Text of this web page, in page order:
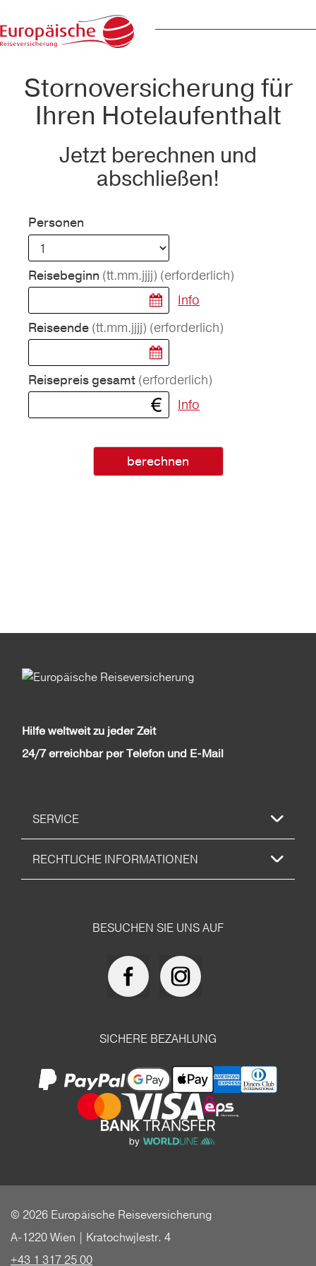
Stornoversicherung für
Ihren Hotelaufenthalt
Jetzt berechnen und
abschließen!
Personen
Reisebeginn (tt.mm.jjjj) (erforderlich)
Info
Reiseende (tt.mm.jjjj) (erforderlich)
Reisepreis gesamt (erforderlich)
Info
berechnen
Hilfe weltweit zu jeder Zeit
24/7 erreichbar per Telefon und E-Mail
SERVICE
RECHTLICHE INFORMATIONEN
BESUCHEN SIE UNS AUF
SICHERE BEZAHLUNG
© 2026 Europäische Reiseversicherung
A-1220 Wien | Kratochwjlestr. 4
+43 1 317 25 00